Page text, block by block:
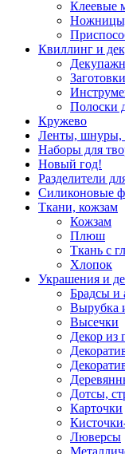
Клеевые
Квиллинг и
Полоски
Кружево
Ленты, шнуры,
Наборы для
Новый год!
Разделители
Силиконовые
Ткани, кожзам
Кожзам
Плюш
Ткань с
Хлопок
Украшения и
Брадсы и
Вырубка
Высечки
Декор из
Дотсы,
Карточки
Люверсы